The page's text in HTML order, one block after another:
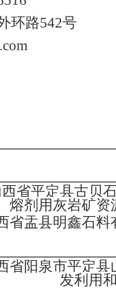
环路542号
省平定县古贝
熔剂用灰岩矿
省盂县明鑫石
省阳泉市平定
发利用